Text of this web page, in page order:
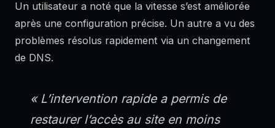
Un utilisateur a noté que la vitesse s’est améliorée
après une configuration précise. Un autre a vu des
problèmes résolus rapidement via un changement
de DNS.
« L’intervention rapide a permis de
restaurer l’accès au site en moins